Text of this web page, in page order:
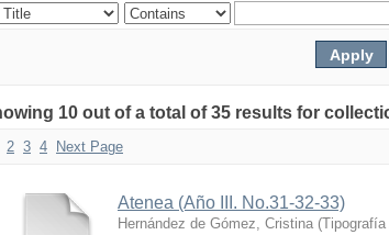
10 out of a total of 35 results for
2 3 4 Next Page
Atenea (Año III. No.31-32-33)
Hernández de Gómez, Cristina (Tipografía